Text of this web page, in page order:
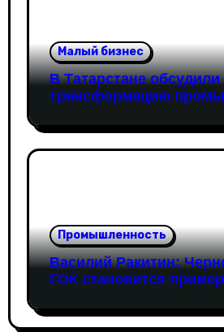
Малый бизнес
В Татарстане
трансформацию
участие вице-
Формации» Руслан
Промышленность
Василий Ракитин:
ГОК становится
горнопромышленных